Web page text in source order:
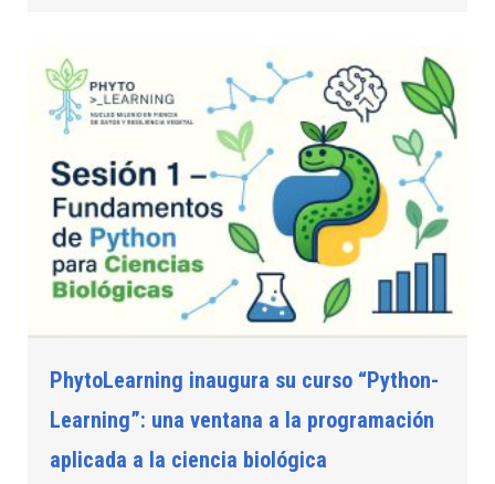
PhytoLearning inaugura su curso “Python-
Learning”: una ventana a la programación
aplicada a la ciencia biológica